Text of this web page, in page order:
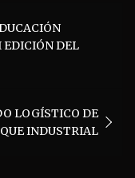
EDICIÓN DEL
LOGÍSTICO DE
INDUSTRIAL